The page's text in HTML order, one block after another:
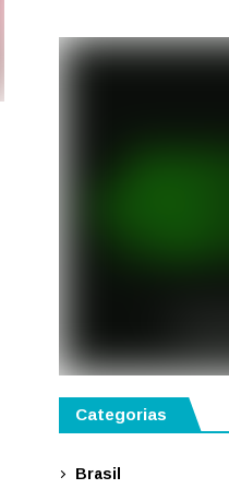
Categorias
Brasil